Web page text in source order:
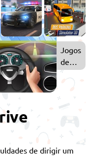
Jogos
de
de dirigir um